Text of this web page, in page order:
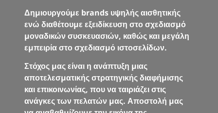
Δημιουργούμε brands υψηλής αισθητικής
ενώ διαθέτουμε εξειδίκευση στο σχεδιασμό
μοναδικών συσκευασιών, καθώς και μεγάλη
εμπειρία στο σχεδιασμό ιστοσελίδων.
Στόχος μας είναι η ανάπτυξη μιας
αποτελεσματικής στρατηγικής διαφήμισης
και επικοινωνίας, που να ταιριάζει στις
ανάγκες των πελατών μας. Αποστολή μας